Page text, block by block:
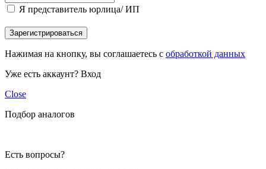
Я представитель юрлица/ ИП
Зарегистрироваться
Нажимая на кнопку, вы соглашаетесь с обработкой данных
Уже есть аккаунт? Вход
Close
Подбор аналогов
Есть вопросы?